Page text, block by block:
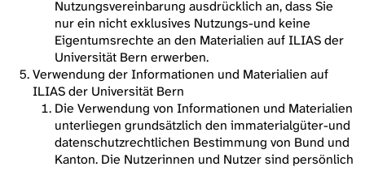
Nutzungsvereinbarung ausdrücklich an, dass Sie
nur ein nicht exklusives Nutzungs-und keine
Eigentumsrechte an den Materialien auf ILIAS der
Universität Bern erwerben.
Verwendung der Informationen und Materialien auf
ILIAS der Universität Bern
Die Verwendung von Informationen und Materialien
unterliegen grundsätzlich den immaterialgüter-und
datenschutzrechtlichen Bestimmung von Bund und
Kanton. Die Nutzerinnen und Nutzer sind persönlich